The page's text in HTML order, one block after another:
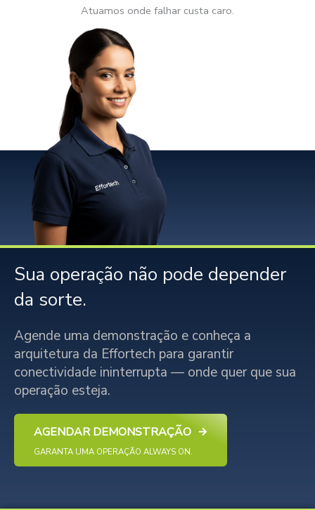
Atuamos onde falhar custa caro.
Sua operação não pode depender
da sorte.
Agende uma demonstração e conheça a
arquitetura da Effortech para garantir
conectividade ininterrupta — onde quer que sua
operação esteja.
AGENDAR DEMONSTRAÇÃO
GARANTA UMA OPERAÇÃO ALWAYS ON.